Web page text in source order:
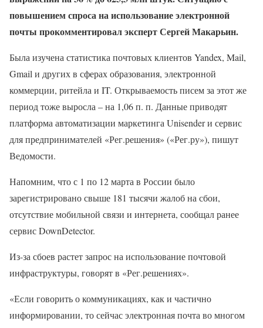
повышением спроса на использование электронной
почты прокомментировал эксперт Сергей Макарьин.
Была изучена статистика почтовых клиентов Yandex, Mail,
Gmail и других в сферах образования, электронной
коммерции, ритейла и IT. Открываемость писем за этот же
период тоже выросла – на 1,06 п. п. Данные приводят
платформа автоматизации маркетинга Unisender и сервис
для предпринимателей «Рег.решения» («Рег.ру»), пишут
Ведомости.
Напомним, что с 1 по 12 марта в России было
зарегистрировано свыше 181 тысячи жалоб на сбои,
отсутствие мобильной связи и интернета, сообщал ранее
сервис DownDetector.
Из-за сбоев растет запрос на использование почтовой
инфраструктуры, говорят в «Рег.решениях».
«Если говорить о коммуникациях, как и частично
информировании, то сейчас электронная почта во многом